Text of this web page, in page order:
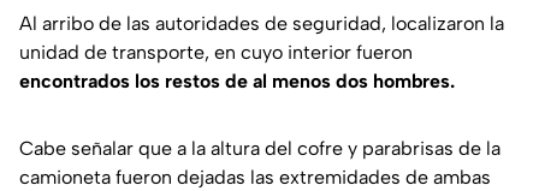
Al arribo de las autoridades de seguridad, localizaron la
unidad de transporte, en cuyo interior fueron
encontrados los restos de al menos dos hombres.
Cabe señalar que a la altura del cofre y parabrisas de la
camioneta fueron dejadas las extremidades de ambas